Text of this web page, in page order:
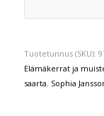
Tuotetunnus (SKU):
Elämäkerrat ja
saarta, Sophia